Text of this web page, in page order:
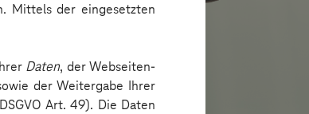
Mittels der eingesetzten
Daten, der Webseiten-
der Weitergabe Ihrer
Art. 49). Die Daten
SCHWEIZ
Tool für die Rechtsberatung